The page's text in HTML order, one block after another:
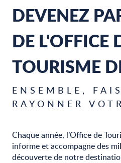
DEVENEZ
DE L'OFFICE
TOURISME
ENSEMBLE,
RAYONNER
Chaque année, l’Office de
informe et accompagne des
découverte de notre